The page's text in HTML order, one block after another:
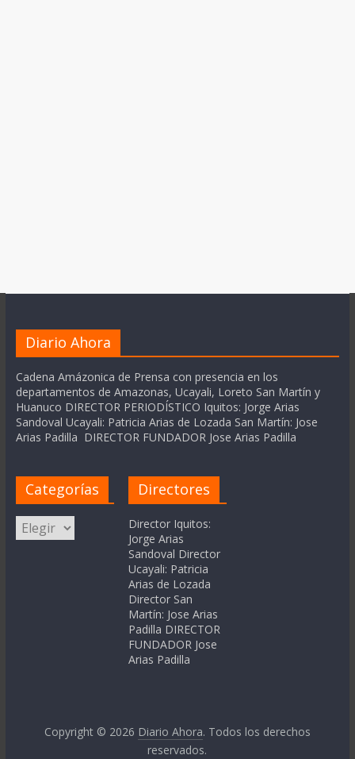
Diario Ahora
Cadena Amázonica de Prensa con presencia en los
departamentos de Amazonas, Ucayali, Loreto San Martín y
Huanuco DIRECTOR PERIODÍSTICO Iquitos: Jorge Arias
Sandoval Ucayali: Patricia Arias de Lozada San Martín: Jose
Arias Padilla DIRECTOR FUNDADOR Jose Arias Padilla
Categorías
Categorías
Directores
Director Iquitos:
Jorge Arias
Sandoval Director
Ucayali: Patricia
Arias de Lozada
Director San
Martín: Jose Arias
Padilla DIRECTOR
FUNDADOR Jose
Arias Padilla
Copyright © 2026 Diario Ahora. Todos los derechos
reservados.